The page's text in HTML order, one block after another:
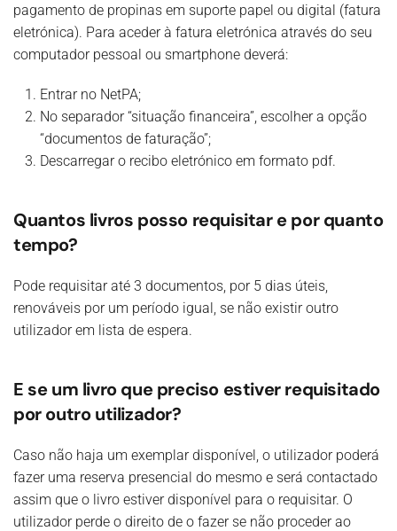
pagamento de propinas em suporte papel ou digital (fatura
eletrónica). Para aceder à fatura eletrónica através do seu
computador pessoal ou smartphone deverá:
Entrar no NetPA;
No separador “situação financeira”, escolher a opção
“documentos de faturação”;
Descarregar o recibo eletrónico em formato pdf.
Quantos livros posso requisitar e por quanto
tempo?
Pode requisitar até 3 documentos, por 5 dias úteis,
renováveis por um período igual, se não existir outro
utilizador em lista de espera.
E se um livro que preciso estiver requisitado
por outro utilizador?
Caso não haja um exemplar disponível, o utilizador poderá
fazer uma reserva presencial do mesmo e será contactado
assim que o livro estiver disponível para o requisitar. O
utilizador perde o direito de o fazer se não proceder ao